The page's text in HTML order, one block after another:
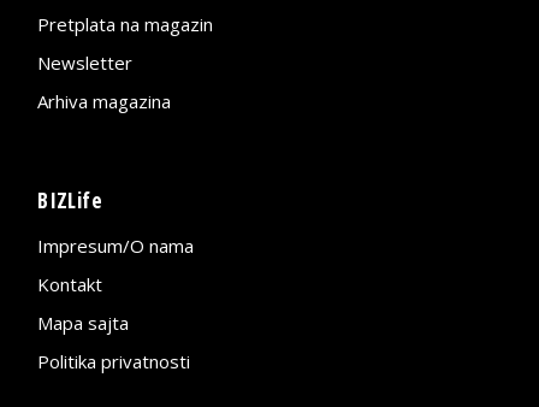
Pretplata na magazin
Newsletter
Arhiva magazina
BIZLife
Impresum/O nama
Kontakt
Mapa sajta
Politika privatnosti